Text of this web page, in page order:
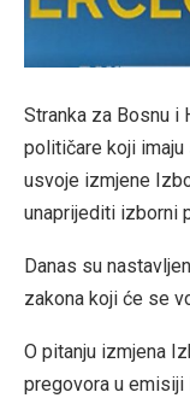
Stranka za Bosnu i
političare koji imaju
usvoje izmjene
unaprijediti izborni
Danas su
zakona koji će se
O pitanju izmjena
pregovora u